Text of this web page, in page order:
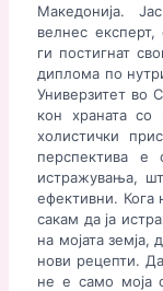
Македонија.
велнес
ги постигнат
диплома по
Универзитет во
кон храната
холистички
перспектива е
истражувања,
ефективни. Кога
сакам да ја
на мојата
нови рецепти.
не е само моја